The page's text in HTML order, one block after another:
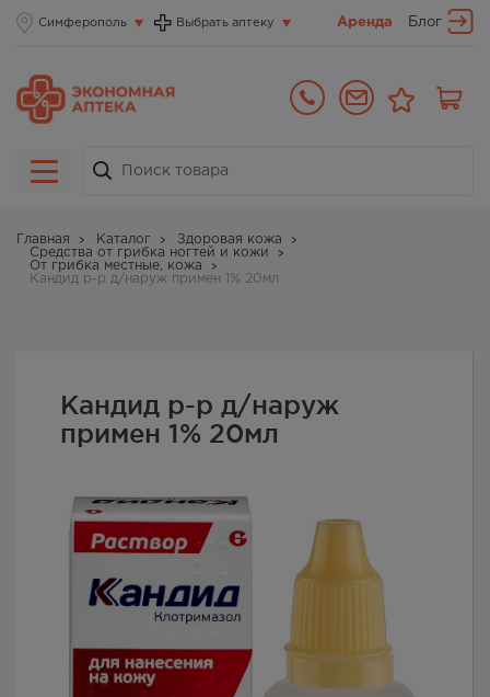
Симферополь Выбрать аптеку Аренда Блог
Главная Каталог
Здоровая кожа
Средства от грибка ногтей и кожи
От грибка местные, кожа
Кандид р-р д/наруж примен 1% 20мл
Кандид р-р д/наруж
примен 1% 20мл